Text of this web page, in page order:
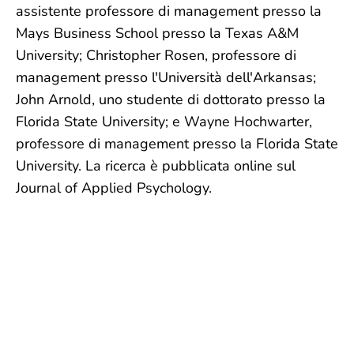
assistente professore di management presso la
Mays Business School presso la Texas A&M
University; Christopher Rosen, professore di
management presso l'Università dell'Arkansas;
John Arnold, uno studente di dottorato presso la
Florida State University; e Wayne Hochwarter,
professore di management presso la Florida State
University. La ricerca è pubblicata online sul
Journal of Applied Psychology.